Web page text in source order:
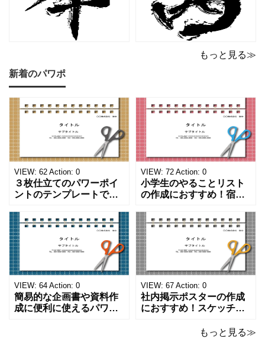
もっと見る≫
新着のパワポ
VIEW: 62 Action: 0
３枚仕立てのパワーポイ
ントのテンプレートで
ペンのワンポイントイラ
ストが描かれています。
ご案内やお知らせなど簡
単な資料を時短で作成で
きる便利なフォーマット
になります。 文房具好き
の方、掲示ポスターを作
成をされたい方におす
VIEW: 72 Action: 0
小学生のやることリスト
の作成におすすめ！宿題
事をまとめたい時のフォ
ーマットにおすすめしま
す。 ノートタイプのフォ
ーマットで文字入れをし
やすく、壁に貼ってもか
わいいデザインです。お
子さんが見てもテンショ
ンが上がるテンプレ
VIEW: 64 Action: 0
簡易的な企画書や資料作
成に便利に使えるパワー
VIEW: 67 Action: 0
社内掲示ポスターの作成
におすすめ！スケッチブ
なパワーポイントのテン
もっと見る≫